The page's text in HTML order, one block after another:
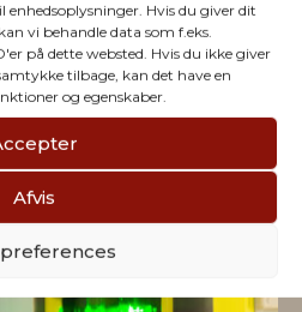
Hvis du giver dit
vi behandle data som f.eks.
på dette websted. Hvis du ikke giver
tilbage, kan det have en
og egenskaber.
Afvis
til hele